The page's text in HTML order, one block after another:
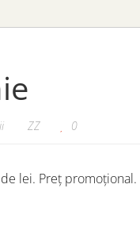
ZZ 0
lei. Preț